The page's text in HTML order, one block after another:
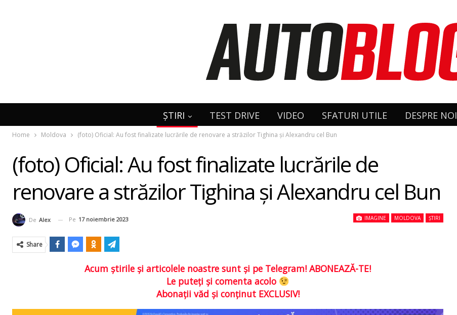
ȘTIRI TEST DRIVE VIDEO SFATURI UTILE DESPRE NOI
Home Moldova (foto) Oficial: Au fost finalizate lucrările de renovare a străzilor Tighina şi Alexandru cel Bun
(foto) Oficial: Au fost finalizate lucrările de
renovare a străzilor Tighina şi Alexandru cel Bun
IMAGINE MOLDOVA ȘTIRI
De Alex Pe 17 noiembrie 2023
Share
Acum ştirile şi articolele noastre sunt şi pe Telegram! ABONEAZĂ-TE!
Le puteţi şi comenta acolo
Abonaţii văd şi conţinut EXCLUSIV!